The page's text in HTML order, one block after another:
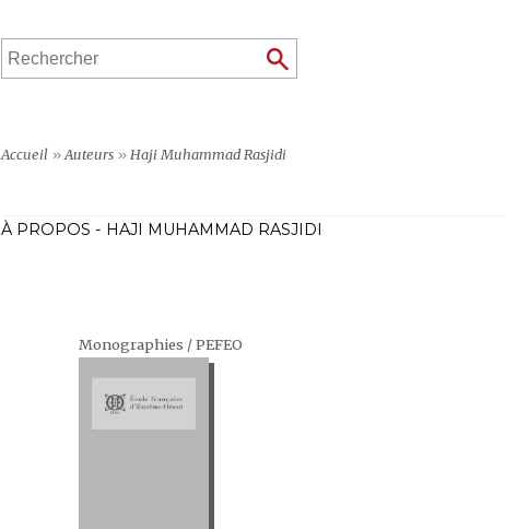
Accueil »Auteurs » Haji Muhammad Rasjidi
À PROPOS - HAJI MUHAMMAD RASJIDI
Monographies / PEFEO